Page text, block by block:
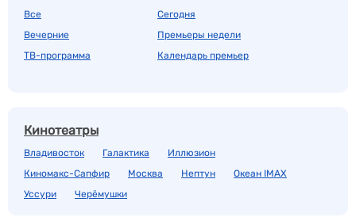
Все
Вечерние
ТВ-программа
Сегодня
Премьеры недели
Календарь премьер
Кинотеатры
Владивосток Галактика
Иллюзион
Киномакс-Сапфир
Москва Нептун
Океан IMAX
Уссури
Черёмушки